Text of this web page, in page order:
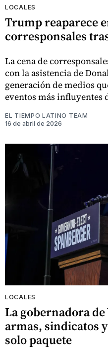
LOCALES
Trump reaparece
corresponsales
La cena de
con la asistencia de
generación de medios
eventos más influyentes
EL TIEMPO LATINO TEAM
16 de abril de 2026
LOCALES
La gobernadora
armas, sindicatos
solo paquete